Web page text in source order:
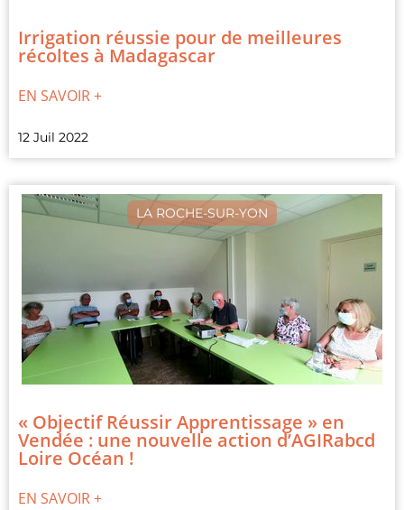
Irrigation réussie pour de meilleures
récoltes à Madagascar
EN SAVOIR +
12 Juil 2022
LA ROCHE-SUR-YON
« Objectif Réussir Apprentissage » en
Vendée : une nouvelle action d’AGIRabcd
Loire Océan !
EN SAVOIR +